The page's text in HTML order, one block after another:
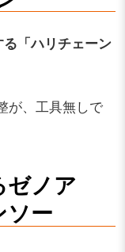
「ハリチェーン
が、工具無しで
ゼノア
ソー